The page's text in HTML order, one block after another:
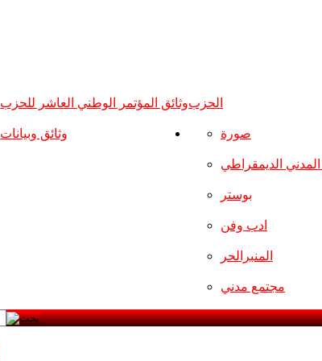
الحزبوثائق المؤتمر الوطني العاشر للحزب
وثائق وبيانات صورة
المدني الديمقراطي
بوستر
ادب وفن
المنبرالحر
مجتمع مدني